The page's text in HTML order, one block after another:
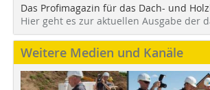
Das Profimagazin für das Dach- und
Hier geht es zur aktuellen Ausgabe der
Weitere Medien und Kanäle